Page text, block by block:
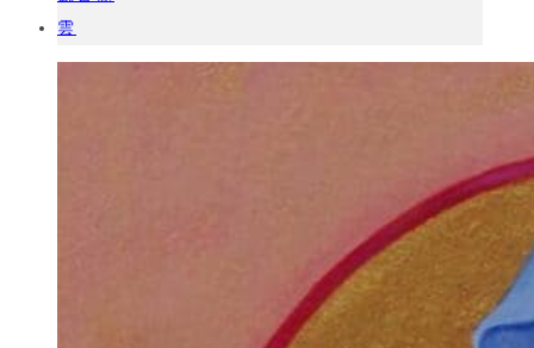
雲